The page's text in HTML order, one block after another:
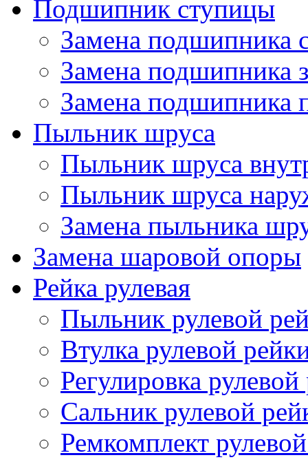
Подшипник ступицы
Замена подшипника
Замена подшипника
Замена подшипника
Пыльник шруса
Пыльник шруса
Пыльник шруса
Замена пыльника
Замена шаровой опоры
Рейка рулевая
Пыльник рулевой
Втулка рулевой
Регулировка
Сальник рулевой
Ремкомплект